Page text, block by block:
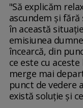
"Să explicăm
ascundem şi
în această
emisiunea
încearcă, din
ce este cu
merge mai
punct de vedere
există soluţie şi